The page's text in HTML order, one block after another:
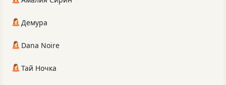
Демура
Dana Noire
Тай Ночка